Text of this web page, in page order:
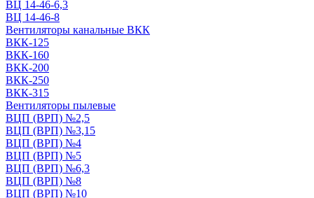
ВЦ 14-46-6,3
ВЦ 14-46-8
Вентиляторы канальные ВКК
ВКК-125
ВКК-160
ВКК-200
ВКК-250
ВКК-315
Вентиляторы пылевые
ВЦП (ВРП) №2,5
ВЦП (ВРП) №3,15
ВЦП (ВРП) №4
ВЦП (ВРП) №5
ВЦП (ВРП) №6,3
ВЦП (ВРП) №8
ВЦП (ВРП) №10